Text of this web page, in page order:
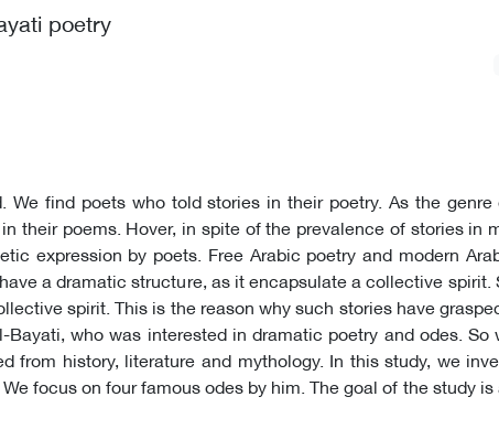
poetry
We find poets who told stories in their poetry. As the
their poems. Hover, in spite of the prevalence of stories in
expression by poets. Free Arabic poetry and modern
a dramatic structure, as it encapsulate a collective
spirit. This is the reason why such stories have
who was interested in dramatic poetry and odes. So
from history, literature and mythology. In this study, we
focus on four famous odes by him. The goal of the study